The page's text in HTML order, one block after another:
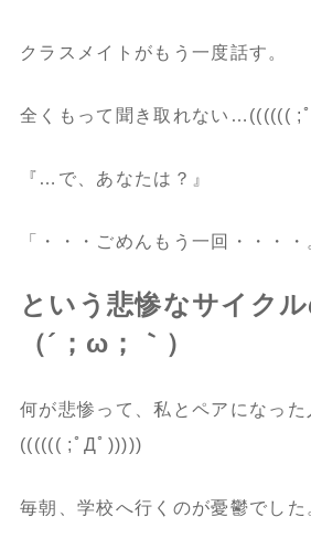
クラスメイトがもう一度話す。
全くもって聞き取れない…(((((( ;
『…で、あなたは？』
「・・・ごめんもう一回・・・・
という悲惨なサイクル
（´；ω；｀）
何が悲惨って、私とペアになっ
(((((( ;ﾟДﾟ)))))
毎朝、学校へ行くのが憂鬱でした